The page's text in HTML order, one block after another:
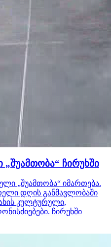
ჩირუხში
„შუამთობა“ იმართება.
დღის განმავლობაში
კულტურული,
ჩირუხში